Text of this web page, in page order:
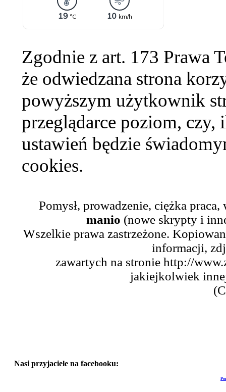
Zgodnie z art. 173 Prawa
że odwiedzana strona
powyższym użytkownik
przeglądarce poziom,
ustawień będzie
cookies.
Pomysł, prowadzenie, ciężka
manio (nowe skrypty i
Wszelkie prawa zastrzeżone.
informacji,
zawartych na stronie http://
jakiejkolwiek
Nasi przyjaciele na facebooku: